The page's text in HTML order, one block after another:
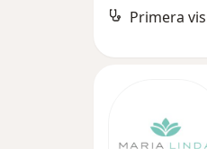
Primera